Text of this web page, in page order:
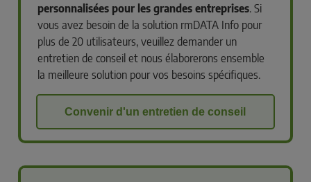
personnalisées pour les grandes entreprises. Si
vous avez besoin de la solution rmDATA Info pour
plus de 20 utilisateurs, veuillez demander un
entretien de conseil et nous élaborerons ensemble
la meilleure solution pour vos besoins spécifiques.
Convenir d'un entretien de conseil